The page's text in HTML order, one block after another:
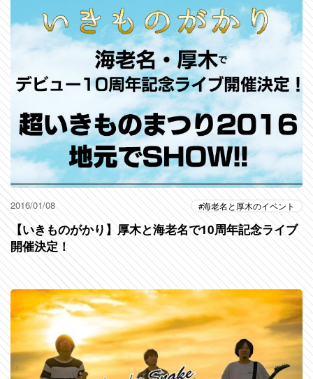
2016/01/08 海老名と厚木のイベント
【いきものがかり】厚木と海老名で10周年記念ライブ
開催決定！